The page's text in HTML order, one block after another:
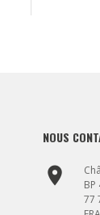
NOUS
place
BP
77